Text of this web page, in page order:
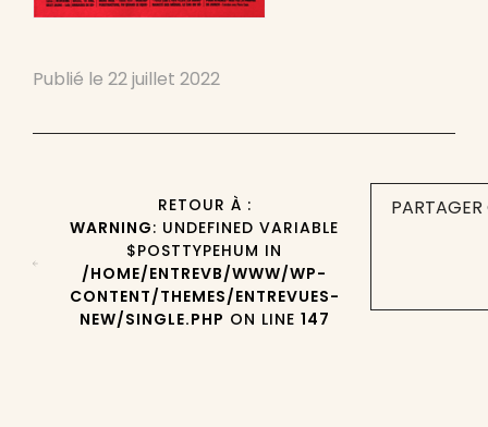
Publié le 22 juillet 2022
RETOUR À :
WARNING: UNDEFINED VARIABLE
$POSTTYPEHUM IN
/HOME/ENTREVB/WWW/WP-
CONTENT/THEMES/ENTREVUES-
NEW/SINGLE.PHP ON LINE 147